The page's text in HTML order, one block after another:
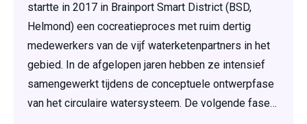
startte in 2017 in Brainport Smart District (BSD,
Helmond) een cocreatieproces met ruim dertig
medewerkers van de vijf waterketenpartners in het
gebied. In de afgelopen jaren hebben ze intensief
samengewerkt tijdens de conceptuele ontwerpfase
van het circulaire watersysteem. De volgende fase…